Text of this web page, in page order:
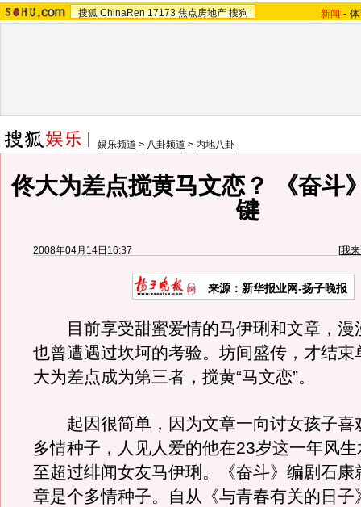
搜狐 ChinaRen 17173 焦点房地产 搜狗 新闻 -
娱乐频道 > 八卦频道 > 内地八卦
佟大为差点搅黄马文恋？ 《奋斗
键
2008年04月14日16:37 [我
来源：新华报业网-扬子晚报
目前享受甜蜜爱情的马伊琍和文章，漫
也曾遭遇过坎坷的考验。坊间盛传，才结束
大为差点成为第三者，搅黄“马文恋”。
起因很简单，因为文章一向讨女孩子喜
多情种子，人见人爱的他在23岁这一年风
至超过绯闻女友马伊琍。《奋斗》编剧石康
章是个多情种子。自从《与青春有关的日子